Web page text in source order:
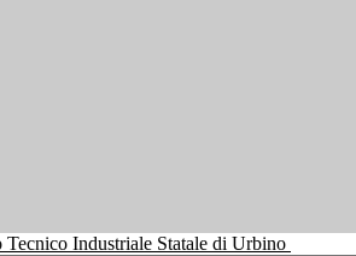
Tecnico Industriale Statale di Urbino